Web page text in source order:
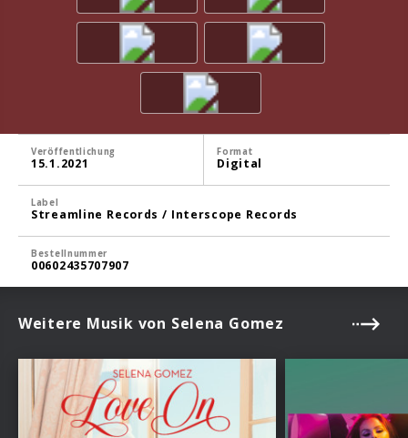
Veröffentlichung
15.1.2021
Format
Digital
Label
Streamline Records / Interscope Records
Bestellnummer
00602435707907
Weitere Musik von Selena Gomez